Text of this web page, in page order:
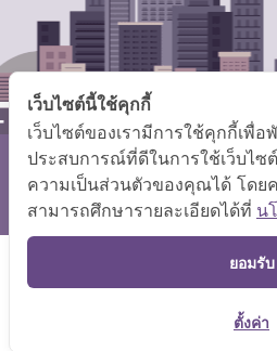
สงวนลิขสิทธิ์ © 2569 ก
แผนผังเว็บไซต์| คำ
เว็บไซต์นี้ใช้คุกกี้
เว็บไซต์ของเรามีการใช้คุกกี้เพื่
ประสบการณ์ที่ดีในการใช้เว็บไ
ความเป็นส่วนตัวของคุณได้ โด
สามารถศึกษารายละเอียดได้ที่ น
ยอมรับ
ตั้งค่า